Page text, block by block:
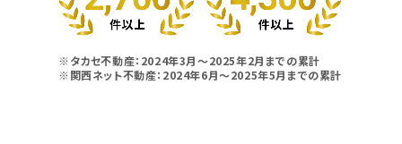
※タカセ不動産：2024年3月～2025年2月までの累計
※関西ネット不動産：2024年6月～2025年5月までの累計